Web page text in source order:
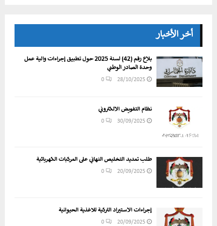
المقالات
أخر الأخبار
بلاغ رقم (42) لسنة 2025 حول تطبيق إجراءات وآلية عمل
وحدة الصادر الوطني
28/10/2025
0
نظام التفويض الالكتروني
30/09/2025
0
طلب تمديد التخليص النهائي على المركبات الكهربائية
20/09/2025
0
إجراءات الاستيراد التركية للأغذية الحيوانية
20/09/2025
0